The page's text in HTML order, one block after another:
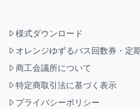
様式ダウンロード
オレンジゆずるバス回数券・定
商工会議所について
特定商取引法に基づく表示
プライバシーポリシー